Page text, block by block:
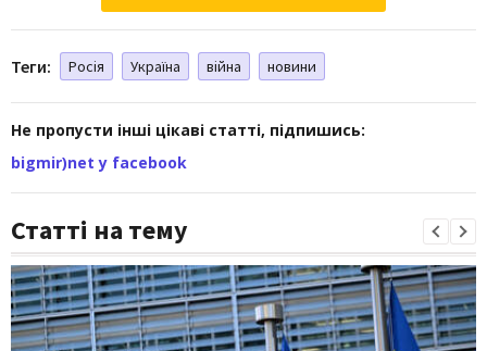
Теги: Росія Україна війна новини
Не пропусти інші цікаві статті, підпишись:
bigmir)net у facebook
Статті на тему